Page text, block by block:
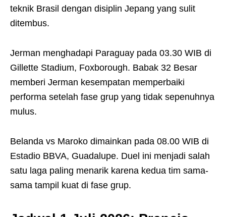
teknik Brasil dengan disiplin Jepang yang sulit
ditembus.
Jerman menghadapi Paraguay pada 03.30 WIB di
Gillette Stadium, Foxborough. Babak 32 Besar
memberi Jerman kesempatan memperbaiki
performa setelah fase grup yang tidak sepenuhnya
mulus.
Belanda vs Maroko dimainkan pada 08.00 WIB di
Estadio BBVA, Guadalupe. Duel ini menjadi salah
satu laga paling menarik karena kedua tim sama-
sama tampil kuat di fase grup.